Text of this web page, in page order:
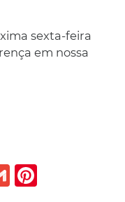
sexta-feira
em nossa
Gmail